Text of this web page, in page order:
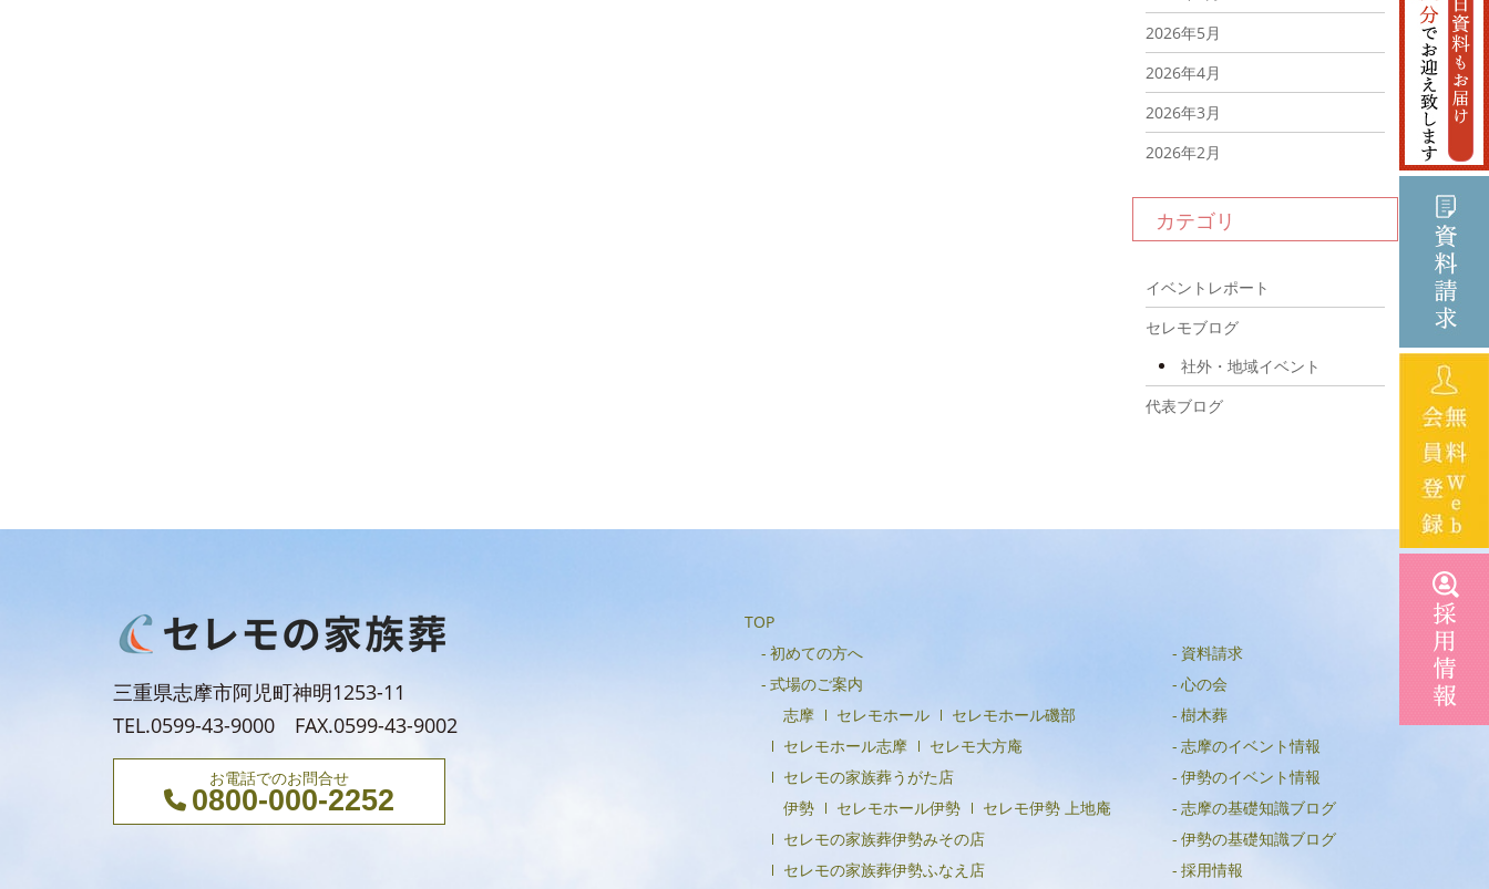
2026年5月
2026年4月
2026年3月
2026年2月
2026年1月
2025年12月
2025年10月
2025年8月
2024年12月
2024年11月
2024年10月
2024年9月
2024年8月
カテゴリ
イベントレポート
セレモブログ
社外・地域イベント
代表ブログ
三重県志摩市阿児町神明1253-11
TEL.0599-43-9000 FAX.0599-43-9002
お電話でのお問合せ
0800-000-2252
TOP
初めての方へ
式場のご案内
志摩
セレモホール
セレモホール磯部
セレモホール志摩
セレモ大方庵
セレモの家族葬うがた店
伊勢
セレモホール伊勢
セレモ伊勢 上地庵
セレモの家族葬伊勢みその店
セレモの家族葬伊勢ふなえ店
資料請求
心の会
樹木葬
志摩のイベント情報
伊勢のイベント情報
志摩の基礎知識ブログ
伊勢の基礎知識ブログ
採用情報